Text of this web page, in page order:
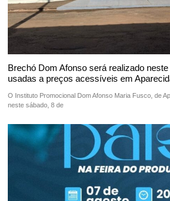
Brechó Dom Afonso será realizado
usadas a preços acessíveis em
O Instituto Promocional Dom Afonso Maria Fusco, de
neste sábado, 8 de